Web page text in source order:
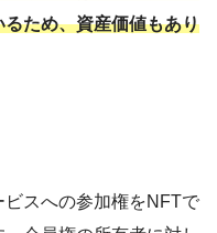
ため、資産価値もあり
スへの参加権をNFTで